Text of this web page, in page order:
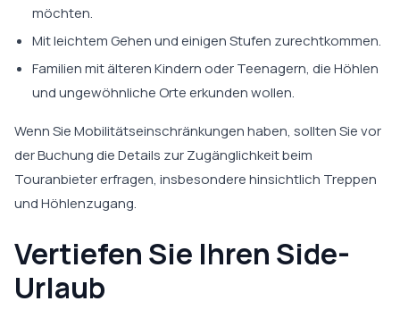
möchten.
Mit leichtem Gehen und einigen Stufen zurechtkommen.
Familien mit älteren Kindern oder Teenagern, die Höhlen
und ungewöhnliche Orte erkunden wollen.
Wenn Sie Mobilitätseinschränkungen haben, sollten Sie vor
der Buchung die Details zur Zugänglichkeit beim
Touranbieter erfragen, insbesondere hinsichtlich Treppen
und Höhlenzugang.
Vertiefen Sie Ihren Side-
Urlaub